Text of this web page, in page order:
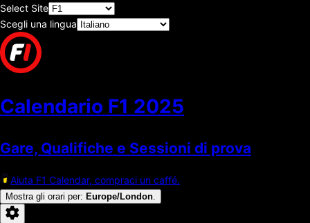
Select Site
Scegli una lingua
Calendario F1 2025
Gare, Qualifiche e Sessioni di prova
Aiuta F1 Calendar, compraci un caffé.
Mostra gli orari per: Europe/London